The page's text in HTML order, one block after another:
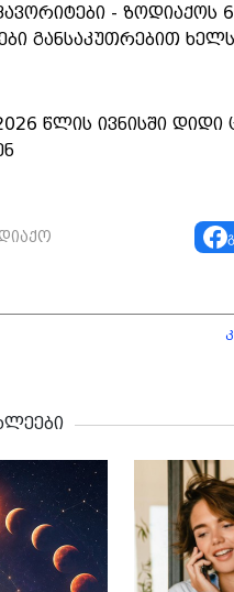
- ზოდიაქოს 6
განსაკუთრებით
წლის ივნისში